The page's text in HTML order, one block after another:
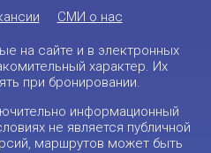
СМИ о нас
на сайте и в электронных
характер. Их
при бронировании.
информационный
не является публичной
маршрутов может быть